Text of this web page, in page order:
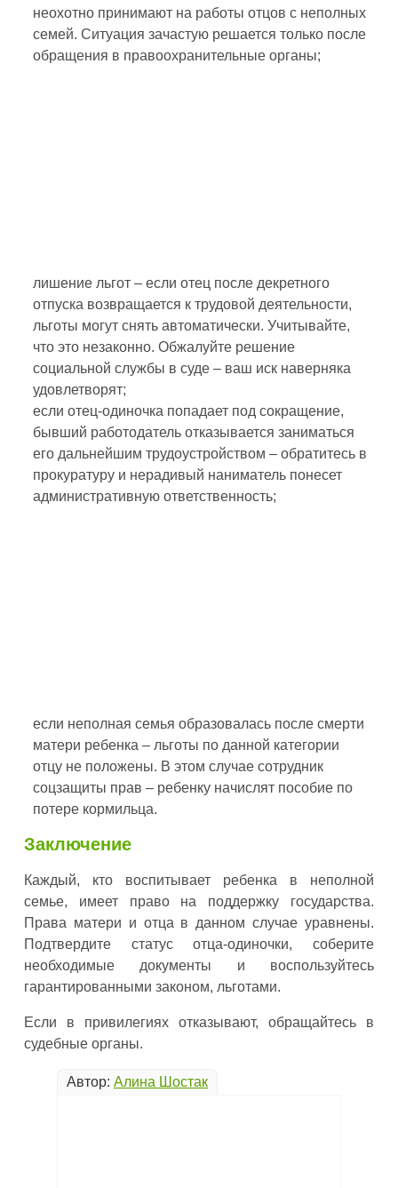
неохотно принимают на работы отцов с неполных
семей. Ситуация зачастую решается только после
обращения в правоохранительные органы;
лишение льгот – если отец после декретного
отпуска возвращается к трудовой деятельности,
льготы могут снять автоматически. Учитывайте,
что это незаконно. Обжалуйте решение
социальной службы в суде – ваш иск наверняка
удовлетворят;
если отец-одиночка попадает под сокращение,
бывший работодатель отказывается заниматься
его дальнейшим трудоустройством – обратитесь в
прокуратуру и нерадивый наниматель понесет
административную ответственность;
если неполная семья образовалась после смерти
матери ребенка – льготы по данной категории
отцу не положены. В этом случае сотрудник
соцзащиты прав – ребенку начислят пособие по
потере кормильца.
Заключение
Каждый, кто воспитывает ребенка в неполной
семье, имеет право на поддержку государства.
Права матери и отца в данном случае уравнены.
Подтвердите статус отца-одиночки, соберите
необходимые документы и воспользуйтесь
гарантированными законом, льготами.
Если в привилегиях отказывают, обращайтесь в
судебные органы.
Автор: Алина Шостак